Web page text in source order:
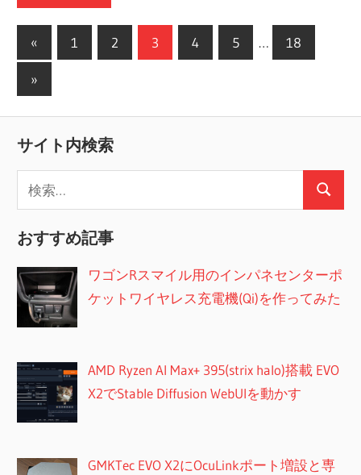
投
稿
の
ペ
ー
ジ
送
り
«
の
1 2 3 4 5 … 18
次
の
事
»
サイト内検索
検
おすすめ記事
ワゴンRスマイル用のインパネセンターポ
ケットワイヤレス充電機(Qi)を作ってみた
AMD Ryzen AI Max+ 395(strix halo)搭載 EVO
X2でStable Diffusion WebUIを動かす
GMKTec EVO X2にOcuLinkポート増設と専